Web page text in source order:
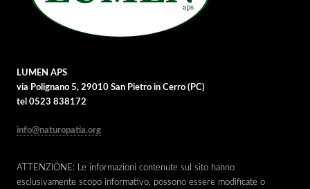
LUMEN APS
via Polignano 5, 29010 San Pietro in Cerro (PC)
tel 0523 838172
info@naturopatia.org
ATTENZIONE: Le informazioni contenute sul sito hanno
esclusivamente scopo informativo, possono essere modificate o